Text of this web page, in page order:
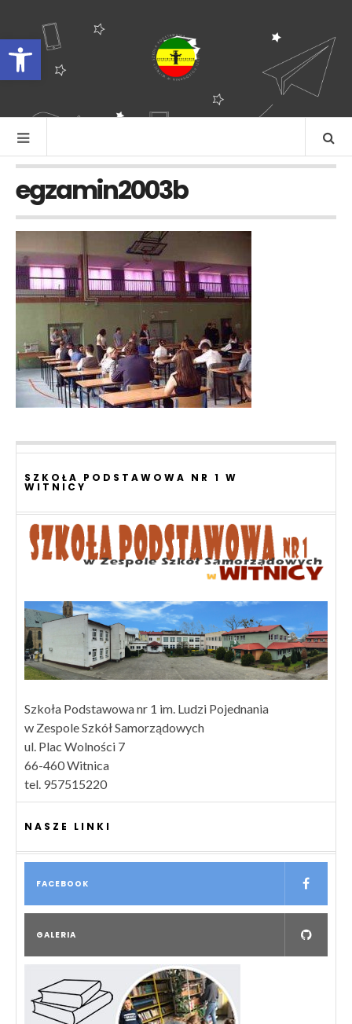
Otwórz pasek narzędzi
egzamin2003b
SZKOŁA PODSTAWOWA NR 1 W
WITNICY
Szkoła Podstawowa nr 1 im. Ludzi Pojednania
w Zespole Szkół Samorządowych
ul. Plac Wolności 7
66-460 Witnica
tel. 957515220
NASZE LINKI
FACEBOOK
GALERIA